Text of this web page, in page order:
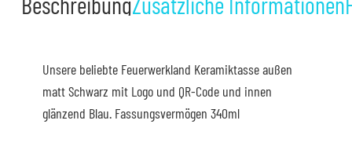
Unsere beliebte Feuerwerkland Keramiktasse außen
matt Schwarz mit Logo und QR-Code und innen
glänzend Blau. Fassungsvermögen 340ml